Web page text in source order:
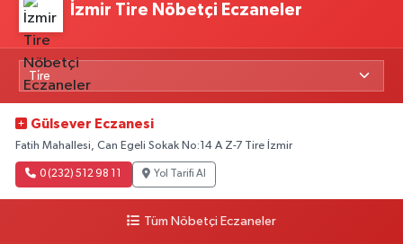
İzmir Tire Nöbetçi Eczaneler
Gülsever Eczanesi
Fatih Mahallesi, Can Egeli Sokak No:14 A Z-7 Tire İzmir
0 (232) 512 98 11 Yol Tarifi Al
Tüm Nöbetçi Eczaneler